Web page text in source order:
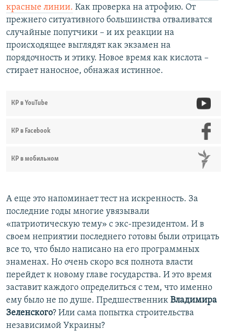
красные линии. Как проверка на атрофию. От
прежнего ситуативного большинства отваливатся
случайные попутчики – и их реакции на
происходящее выглядят как экзамен на
порядочность и этику. Новое время как кислота –
стирает наносное, обнажая истинное.
КР в YouTube
КР в Facebook
КР в мобильном
А еще это напоминает тест на искренность. За
последние годы многие увязывали
«патриотическую тему» с экс-президентом. И в
своем неприятии последнего готовы были отрицать
все то, что было написано на его программных
знаменах. Но очень скоро вся полнота власти
перейдет к новому главе государства. И это время
заставит каждого определиться с тем, что именно
ему было не по душе. Предшественник Владимира
Зеленского? Или сама попытка строительства
независимой Украины?